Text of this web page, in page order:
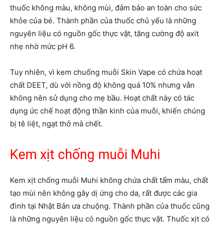
thuốc không màu, không mùi, đảm bảo an toàn cho sức
khỏe của bé. Thành phần của thuốc chủ yếu là những
nguyên liệu có nguồn gốc thực vật, tăng cường độ axit
nhẹ nhờ mức pH 6.
Tuy nhiên, vì kem chuống muỗi Skin Vape có chứa hoạt
chất DEET, dù với nồng độ không quá 10% nhưng vẫn
không nên sử dụng cho mẹ bầu. Hoạt chất này có tác
dụng ức chế hoạt động thần kinh của muỗi, khiến chúng
bị tê liệt, ngạt thở mà chết.
Kem xịt chống muỗi Muhi
Kem xịt chống muỗi Muhi không chứa chất tẩm màu, chất
tạo mùi nên không gây dị ứng cho da, rất được các gia
đình tại Nhật Bản ưa chuộng. Thành phần của thuốc cũng
là những nguyên liệu có nguồn gốc thực vật. Thuốc xịt có